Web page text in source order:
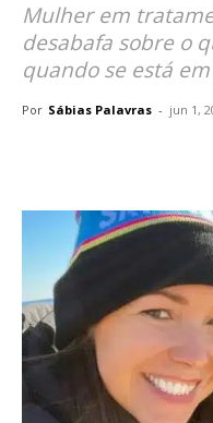
Mulher em
desabafa sobre o
quando se está
Por Sábias Palavras - jun 1,